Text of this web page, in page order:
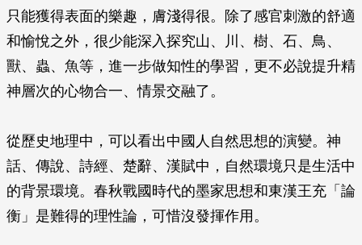
只能獲得表面的樂趣，膚淺得很。除了感官刺激的舒適
和愉悅之外，很少能深入探究山、川、樹、石、鳥、
獸、蟲、魚等，進一步做知性的學習，更不必說提升精
神層次的心物合一、情景交融了。
從歷史地理中，可以看出中國人自然思想的演變。神
話、傳說、詩經、楚辭、漢賦中，自然環境只是生活中
的背景環境。春秋戰國時代的墨家思想和東漢王充「論
衡」是難得的理性論，可惜沒發揮作用。